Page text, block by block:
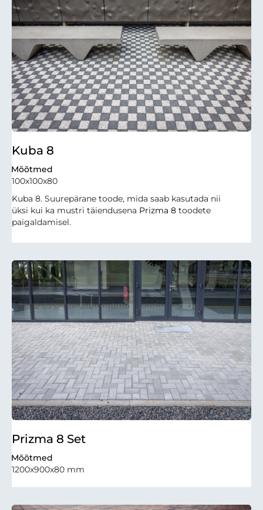
Kuba 8
Mõõtmed
100x100x80
Kuba 8. Suurepärane toode, mida saab kasutada nii
üksi kui ka mustri täiendusena Prizma 8 toodete
paigaldamisel.
Prizma 8 Set
Mõõtmed
1200x900x80 mm